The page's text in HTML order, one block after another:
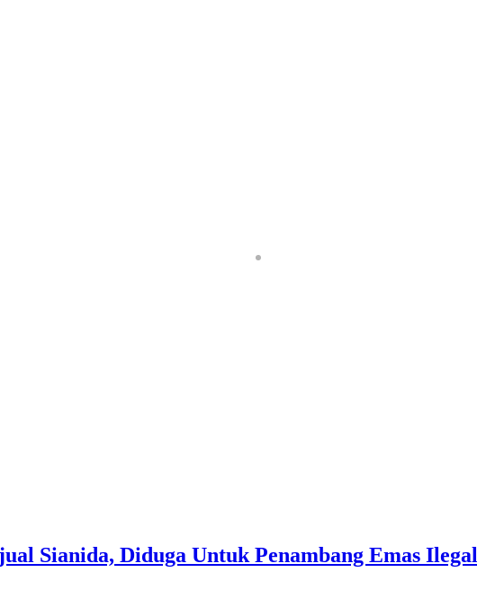
Sianida, Diduga Untuk Penambang Emas Ilegal